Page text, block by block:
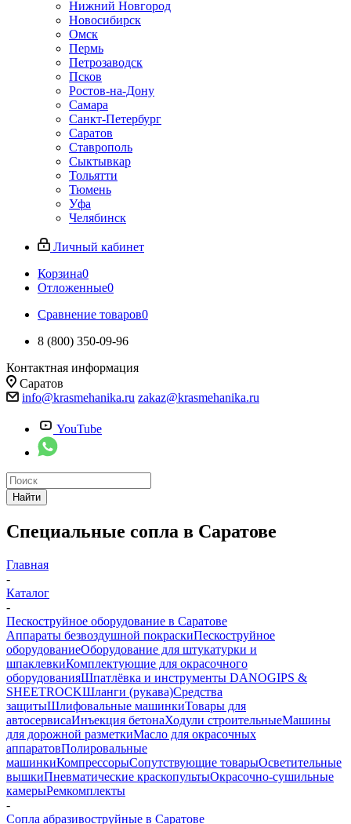
Нижний Новгород
Новосибирск
Омск
Пермь
Петрозаводск
Псков
Ростов-на-Дону
Самара
Санкт-Петербург
Саратов
Ставрополь
Сыктывкар
Тольятти
Тюмень
Уфа
Челябинск
Личный кабинет
Корзина0
Отложенные0
Сравнение товаров0
8 (800) 350-09-96
Контактная информация
Саратов
info@krasmehanika.ru zakaz@krasmehanika.ru
YouTube
Найти
Специальные сопла в Саратове
Главная
-
Каталог
-
Пескоструйное оборудование в Саратове
Аппараты безвоздушной покраскиПескоструйное
оборудованиеОборудование для штукатурки и
шпаклевкиКомплектующие для окрасочного
оборудованияШпатлёвка и инструменты DANOGIPS &
SHEETROCKШланги (рукава)Средства
защитыШлифовальные машинкиТовары для
автосервисаИнъекция бетонаХодули строительныеМашины
для дорожной разметкиМасло для окрасочных
аппаратовПолировальные
машинкиКомпрессорыСопутствующие товарыОсветительные
вышкиПневматические краскопультыОкрасочно-сушильные
камерыРемкомплекты
-
Сопла абразивоструйные в Саратове